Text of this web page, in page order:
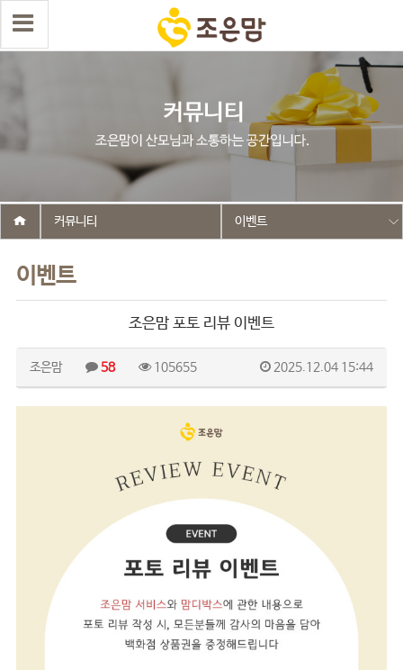
이벤트
커뮤니티 이벤트
조은맘 포토 리뷰 이벤트
조은맘 58 105655 2025.12.04 15:44